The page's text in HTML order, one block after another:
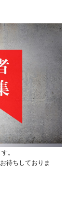
。
待ちしておりま